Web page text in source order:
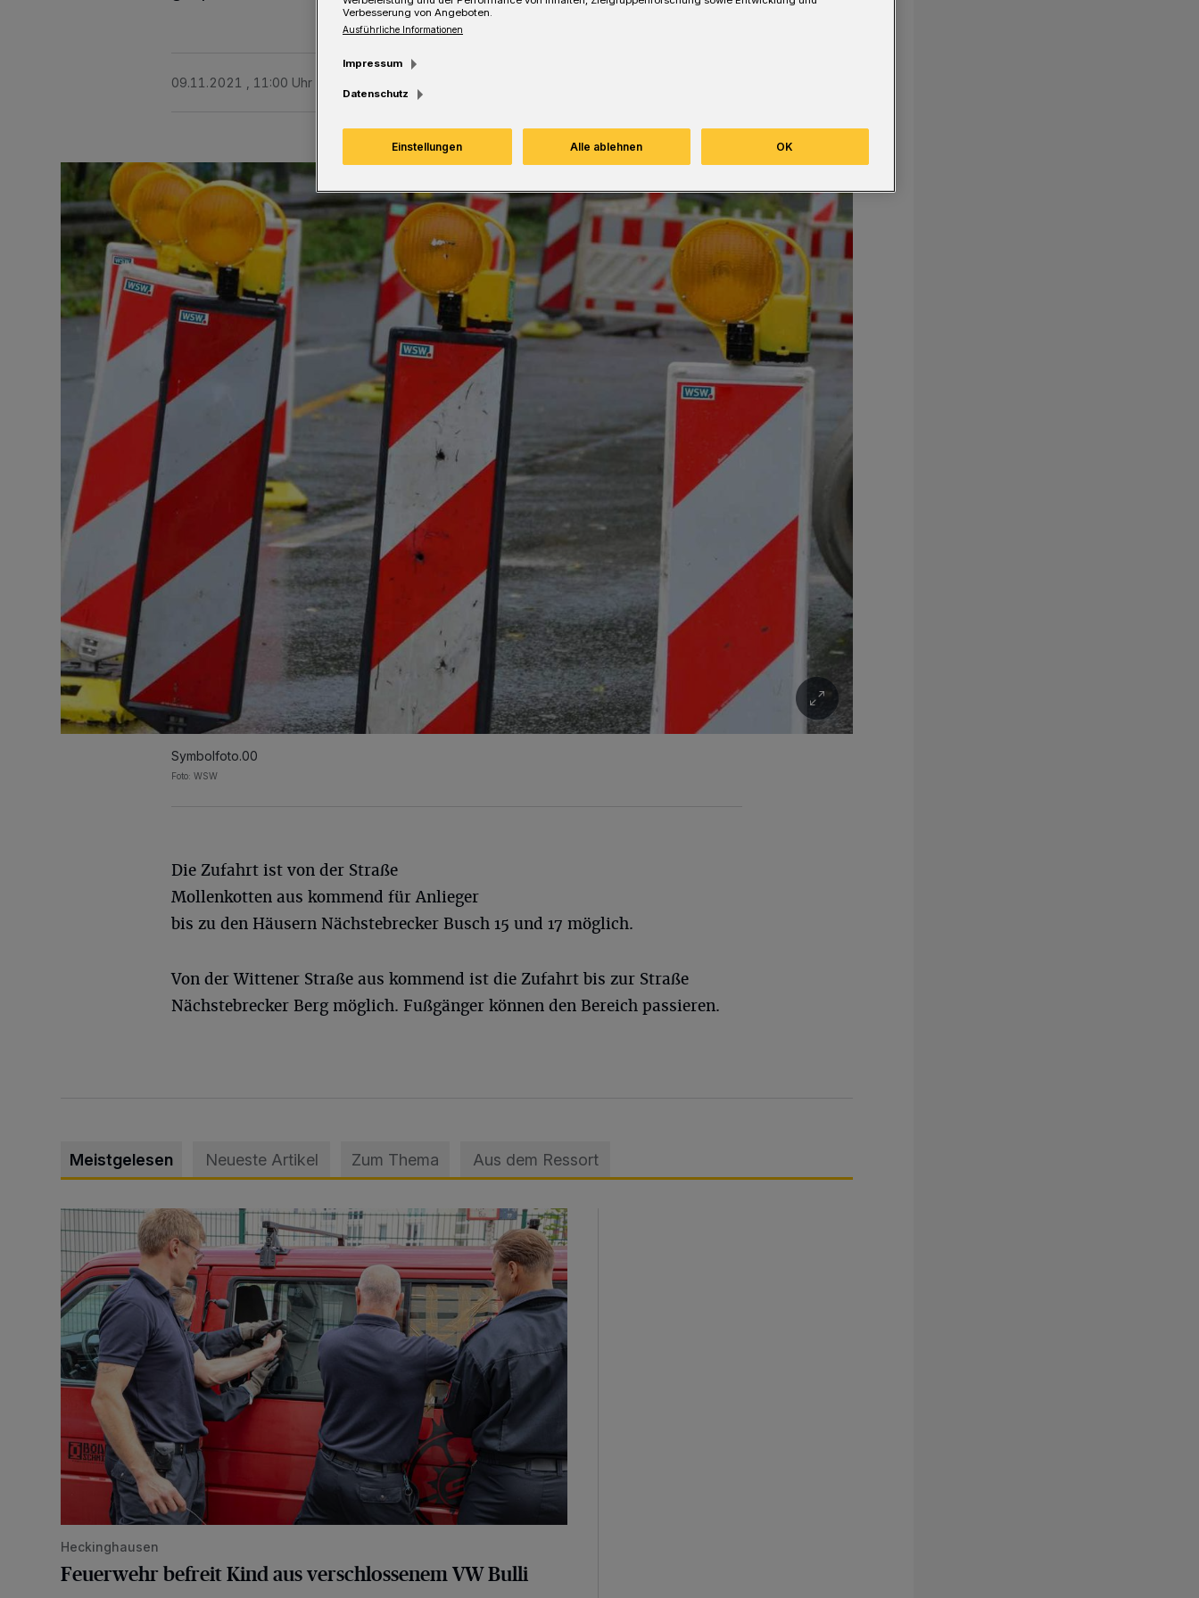
09.11.2021 , 11:00 Uhr
Symbolfoto.00
Foto: WSW
Die Zufahrt ist von der Straße
Mollenkotten aus kommend für Anlieger
bis zu den Häusern Nächstebrecker Busch 15 und 17 möglich.
Von der Wittener Straße aus kommend ist die Zufahrt bis zur Straße
Nächstebrecker Berg möglich. Fußgänger können den Bereich passieren.
Meistgelesen Neueste Artikel Zum Thema Aus dem Ressort
Feuerwehr befreit Kind aus verschlossenem VW Bulli
Heckinghausen
Feuerwehr befreit Kind aus verschlossenem VW Bulli
Verbesserung von Angeboten.
Ausführliche Informationen
Impressum
Datenschutz
Einstellungen Alle ablehnen OK